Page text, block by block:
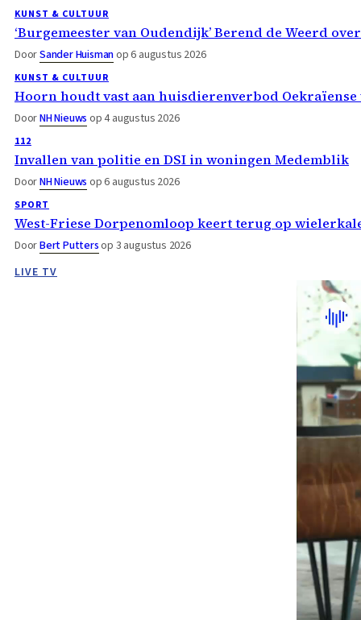
KUNST & CULTUUR
‘Burgemeester van Oudendijk’ Berend de Weerd
DoorSander Huismanop 6 augustus 2026
KUNST & CULTUUR
Hoorn houdt vast aan huisdierenverbod
DoorNH Nieuws op 4 augustus 2026
112
Invallen van politie en DSI in woningen Medemblik
DoorNH Nieuws op 6 augustus 2026
SPORT
West-Friese Dorpenomloop keert terug op
DoorBert Puttersop 3 augustus 2026
LIVE TV